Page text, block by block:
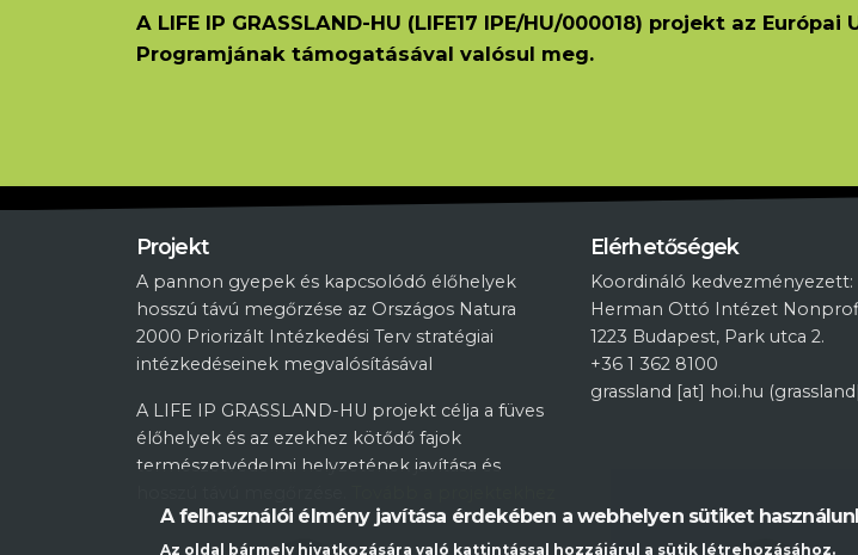
A LIFE IP GRASSLAND-HU (LIFE17 IPE/HU/000018) projekt az Európai
Programjának támogatásával valósul meg.
Projekt
A pannon gyepek és kapcsolódó élőhelyek
hosszú távú megőrzése az Országos Natura
2000 Priorizált Intézkedési Terv stratégiai
intézkedéseinek megvalósításával
A LIFE IP GRASSLAND-HU projekt célja a füves
élőhelyek és az ezekhez kötődő fajok
természetvédelmi helyzetének javítása és
Elérhetőségek
Koordináló kedvezményezett:
Herman Ottó Intézet
1223 Budapest, Park utca 2.
+36 1 362 8100
grassland [at] hoi.hu
A felhasználói élmény javítása érdekében a webhelyen sütiket
Az oldal bármely hivatkozására való kattintással hozzájárul a sütik létrehozásához.